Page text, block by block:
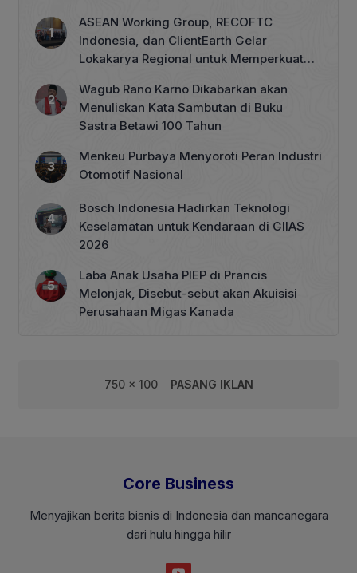
ASEAN Working Group, RECOFTC
Indonesia, dan ClientEarth Gelar
Lokakarya Regional untuk Memperkuat
Wagub Rano Karno Dikabarkan akan
Menuliskan Kata Sambutan di Buku
Sastra Betawi 100 Tahun
Menkeu Purbaya Menyoroti Peran Industri
Otomotif Nasional
Bosch Indonesia Hadirkan Teknologi
Keselamatan untuk Kendaraan di GIIAS
2026
Laba Anak Usaha PIEP di Prancis
Melonjak, Disebut-sebut akan Akuisisi
Perusahaan Migas Kanada
750 x 100 PASANG IKLAN
Core Business
Menyajikan berita bisnis di Indonesia dan mancanegara
dari hulu hingga hilir